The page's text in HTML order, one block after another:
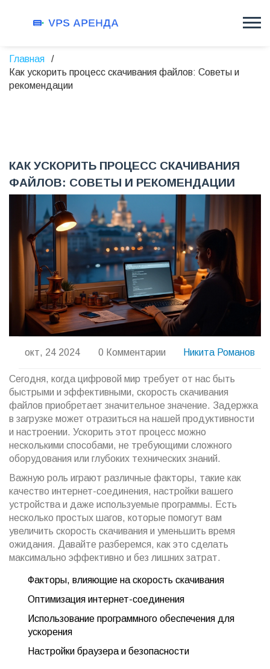
Главная
Как ускорить процесс скачивания файлов: Советы и
рекомендации
КАК УСКОРИТЬ ПРОЦЕСС СКАЧИВАНИЯ
ФАЙЛОВ: СОВЕТЫ И РЕКОМЕНДАЦИИ
окт, 24 2024 0 Комментарии Никита Романов
Сегодня, когда цифровой мир требует от нас быть
быстрыми и эффективными, скорость скачивания
файлов приобретает значительное значение. Задержка
в загрузке может отразиться на нашей продуктивности
и настроении. Ускорить этот процесс можно
несколькими способами, не требующими сложного
оборудования или глубоких технических знаний.
Важную роль играют различные факторы, такие как
качество интернет-соединения, настройки вашего
устройства и даже используемые программы. Есть
несколько простых шагов, которые помогут вам
увеличить скорость скачивания и уменьшить время
ожидания. Давайте разберемся, как это сделать
максимально эффективно и без лишних затрат.
Факторы, влияющие на скорость скачивания
Оптимизация интернет-соединения
Использование программного обеспечения для
ускорения
Настройки браузера и безопасности